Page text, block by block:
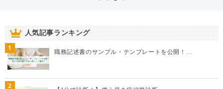
人気記事ランキング
1 職務記述書のサンプル・テンプレートを公開！…
2